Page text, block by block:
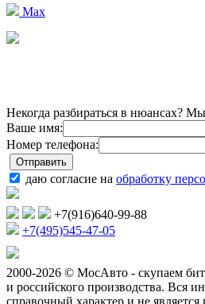
Max
Некогда разбираться в нюансах?
Ваше имя:
Номер телефона:
даю согласие на обработку
+7(916)640-99-88
+7(495)545-47-05
2000-2026 © МосАвто - скупаем
и российского производства. Вся